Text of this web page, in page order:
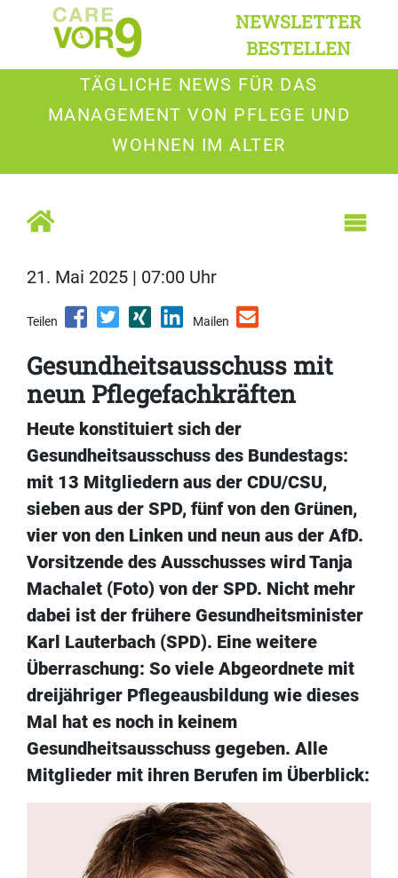
NEWSLETTER
BESTELLEN
TÄGLICHE NEWS FÜR DAS
MANAGEMENT VON PFLEGE UND
WOHNEN IM ALTER
21. Mai 2025 | 07:00 Uhr
Teilen Mailen
Gesundheitsausschuss mit
neun Pflegefachkräften
Heute konstituiert sich der
Gesundheitsausschuss des Bundestags:
mit 13 Mitgliedern aus der CDU/CSU,
sieben aus der SPD, fünf von den Grünen,
vier von den Linken und neun aus der AfD.
Vorsitzende des Ausschusses wird Tanja
Machalet (Foto) von der SPD. Nicht mehr
dabei ist der frühere Gesundheitsminister
Karl Lauterbach (SPD). Eine weitere
Überraschung: So viele Abgeordnete mit
dreijähriger Pflegeausbildung wie dieses
Mal hat es noch in keinem
Gesundheitsausschuss gegeben. Alle
Mitglieder mit ihren Berufen im Überblick: